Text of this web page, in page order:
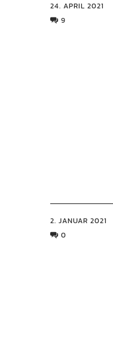
24. APRIL 2021
9
2. JANUAR 2021
0